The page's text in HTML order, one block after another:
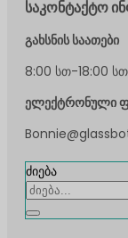
საკონტაქტო
გახსნის საათები
8:00 სთ-18:00 სთ
ელექტრონული
ძიება